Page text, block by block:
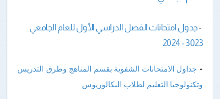
- جدول امتحانات الفصل الدراسي الأول للعام الجامعي
3023 - 2024
- جداول الامتحانات الشفوية بقسم المناهج وطرق التدريس
وتكنولوجيا التعليم لطلاب البكالوريوس